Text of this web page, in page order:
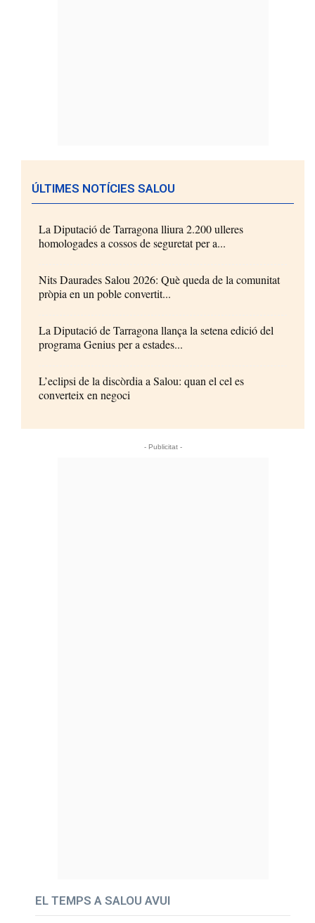
ÚLTIMES NOTÍCIES SALOU
La Diputació de Tarragona lliura 2.200 ulleres
homologades a cossos de seguretat per a...
Nits Daurades Salou 2026: Què queda de la comunitat
pròpia en un poble convertit...
La Diputació de Tarragona llança la setena edició del
programa Genius per a estades...
L’eclipsi de la discòrdia a Salou: quan el cel es
converteix en negoci
- Publicitat -
EL TEMPS A SALOU AVUI